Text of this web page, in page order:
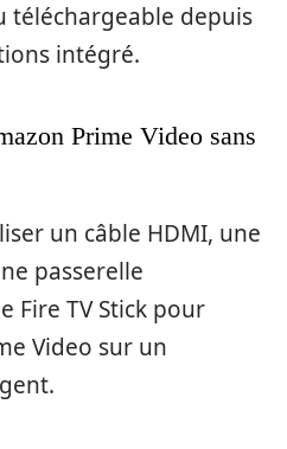
téléchargeable depuis
intégré.
Prime Video sans
un câble HDMI, une
passerelle
Fire TV Stick pour
Video sur un